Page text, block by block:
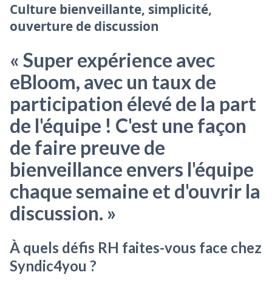
Culture bienveillante, simplicité,
ouverture de discussion
« Super expérience avec
eBloom, avec un taux de
participation élevé de la part
de l'équipe ! C'est une façon
de faire preuve de
bienveillance envers l'équipe
chaque semaine et d'ouvrir la
discussion. »
À quels défis RH faites-vous face chez
Syndic4you ?